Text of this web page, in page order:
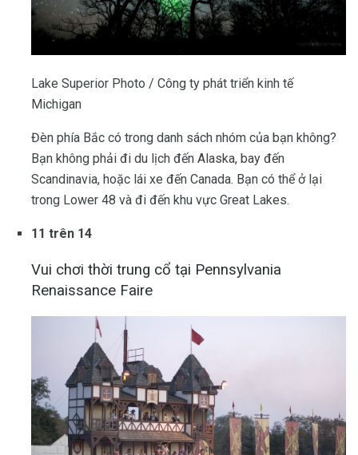
Lake Superior Photo / Công ty phát triển kinh tế
Michigan
Đèn phía Bắc có trong danh sách nhóm của bạn không?
Bạn không phải đi du lịch đến Alaska, bay đến
Scandinavia, hoặc lái xe đến Canada. Bạn có thể ở lại
trong Lower 48 và đi đến khu vực Great Lakes.
11 trên 14
Vui chơi thời trung cổ tại Pennsylvania
Renaissance Faire